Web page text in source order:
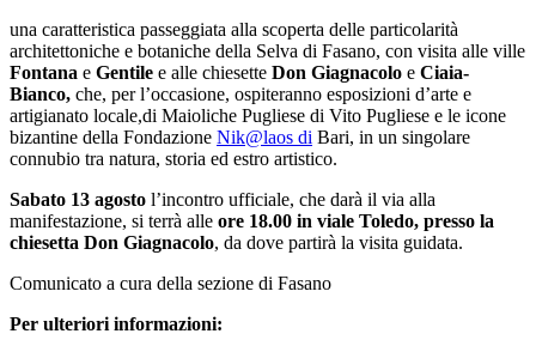
una caratteristica passeggiata alla scoperta delle particolarità
architettoniche e botaniche della Selva di Fasano, con visita alle ville
Fontana e Gentile e alle chiesette Don Giagnacolo e Ciaia-
Bianco, che, per l’occasione, ospiteranno esposizioni d’arte e
artigianato locale,di Maioliche Pugliese di Vito Pugliese e le icone
bizantine della Fondazione Nik@laos di Bari, in un singolare
connubio tra natura, storia ed estro artistico.
Sabato 13 agosto l’incontro ufficiale, che darà il via alla
manifestazione, si terrà alle ore 18.00 in viale Toledo, presso la
chiesetta Don Giagnacolo, da dove partirà la visita guidata.
Comunicato a cura della sezione di Fasano
Per ulteriori informazioni: